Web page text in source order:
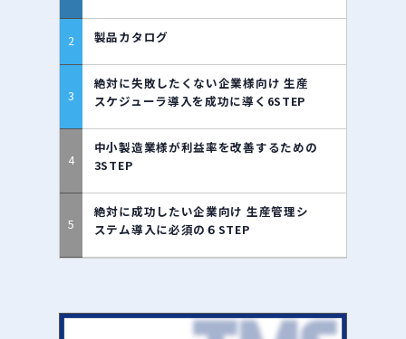
製品カタログ
絶対に失敗したくない企業様向け 生産
スケジューラ導入を成功に導く6STEP
中小製造業様が利益率を改善するための
3STEP
絶対に成功したい企業向け 生産管理シ
ステム導入に必須の６STEP